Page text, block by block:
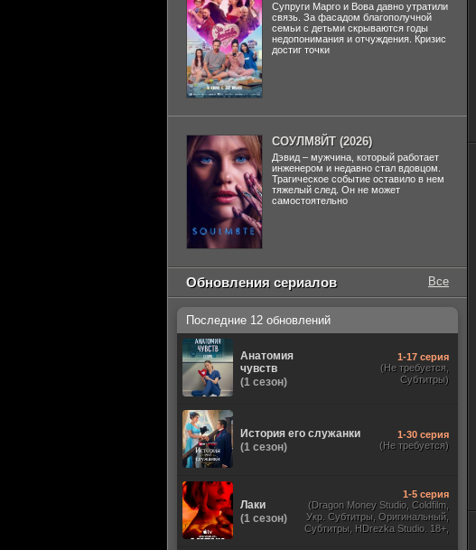
Супруги Марго и Вова давно утратили
связь. За фасадом благополучной
семьи с детьми скрываются годы
недопонимания и отчуждения. Кризис
достиг точки
СОУЛМ8ЙТ (2026)
Дэвид – мужчина, который работает
инженером и недавно стал вдовцом.
Трагическое событие оставило в нем
тяжелый след. Он не может
самостоятельно
Обновления сериалов Все
Последние 12 обновлений
Анатомия
чувств
(1 сезон)
1-17 серия
(Не требуется,
Субтитры)
История его служанки
(1 сезон)
1-30 серия
(Не требуется)
Лаки
(1 сезон)
1-5 серия
(Dragon Money Studio, Coldfilm,
Укр. Субтитры, Оригинальный,
Субтитры, HDrezka Studio. 18+,